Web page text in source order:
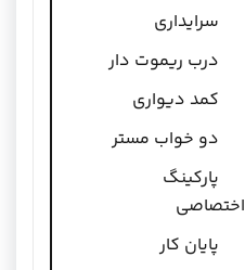
سرایداری
درب ریموت دار
کمد دیواری
دو خواب مستر
پارکینگ
اختصاصی
پایان کار